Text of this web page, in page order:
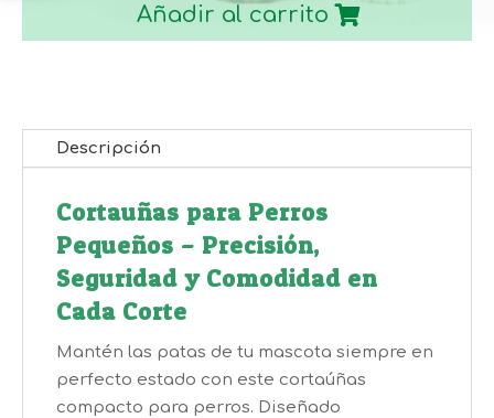
Añadir al carrito
Descripción
Cortauñas para Perros
Pequeños – Precisión,
Seguridad y Comodidad en
Cada Corte
Mantén las patas de tu mascota siempre en
perfecto estado con este cortaúñas
compacto para perros. Diseñado